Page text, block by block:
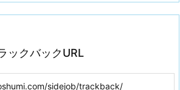
ックバックURL